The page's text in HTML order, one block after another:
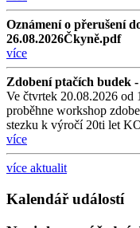
Oznámení o přerušení
26.08.2026Čkyně.pdf
více
Zdobení ptačích budek
Ve čtvrtek 20.08.2026 od
proběhne workshop
stezku k výročí 20ti let
více
více aktualit
Kalendář událostí